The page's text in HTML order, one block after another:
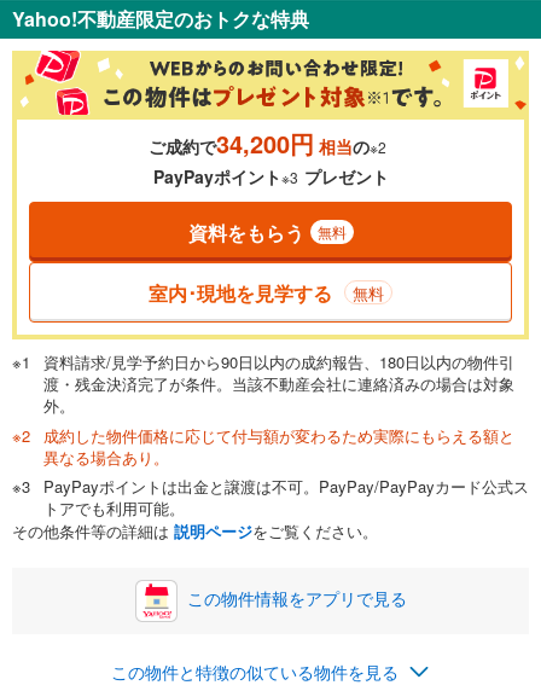
金利 ％
0.01%
一般的には最長35年まで借り入れ可能です。多くの金融機関
が完済時の年齢は80歳までを条件としています。
閉じる
頭金 万円
0万円 2,280万円
自己資金から住宅購入にかけられる金額を入力してくださ
い。一般的には物件価格の2割までが目安です。
閉じる
ボーナス
万円
0円
ナス時の増額分（1回分）を入力してください。
Yahoo!不動産限定のおトクな特典
ご成約で34,200円 相当の※2
PayPayポイント※3 プレゼント
資料をもらう 無料
室内･現地を見学する 無料
資料請求/見学予約日から90日以内の成約報告、180日以内の物件引
渡・残金決済完了が条件。当該不動産会社に連絡済みの場合は対象
外。
成約した物件価格に応じて付与額が変わるため実際にもらえる額と
異なる場合あり。
PayPayポイントは出金と譲渡は不可。PayPay/PayPayカード公式ス
トアでも利用可能。
その他条件等の詳細は 説明ページをご覧ください。
この物件情報をアプリで見る
この物件と特徴の似ている物件を見る